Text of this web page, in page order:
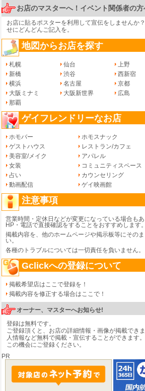
お店のマスターへ！イベント関係者の方
お店に貼るポスターを利用して宣伝をしませんか？
せにどんどんご記入を。
地図からお店を探す
札幌 仙台 上野
新橋
渋谷 西新宿
横浜
名古屋 京都
大阪ミナミ
大阪新世界 広島
那覇
ゲイフレンドリーなお店
ホモバー ホモスナック
ゲストハウス
レストラン/カフェ
美容室/メイク
アパレル
女装
コミュニティスペース
占い
カウンセリング
動画配信
ゲイ映画館
注意事項
営業時間・定休日などが変更になっている場合も
HP・電話で直接確認をすることをおすすめします。
掲載内容を、他のホームページや掲示板等にその
い。
各種のトラブルについては一切責任を負いません。
Gclickへの登録について
掲載希望店はここで登録を！
掲載内容を修正する場合はここで！
オーナー、マスターへお知らせ!
登録は無料です。
ご登録頂くと、お店の詳細情報・画像が掲載でき
人情報など無料で掲載・宣伝することができます。
この機会にご登録ください。
PR